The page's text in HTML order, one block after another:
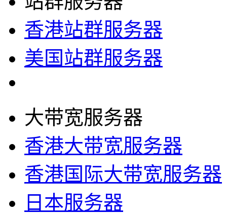
香港站群服务器
美国站群服务器
大带宽服务器
香港大带宽服务器
香港国际大带宽服务器
日本服务器